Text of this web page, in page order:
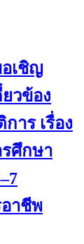
เชิญ
วข้อง
าร เรื่อง
ศึกษา
าชีพ